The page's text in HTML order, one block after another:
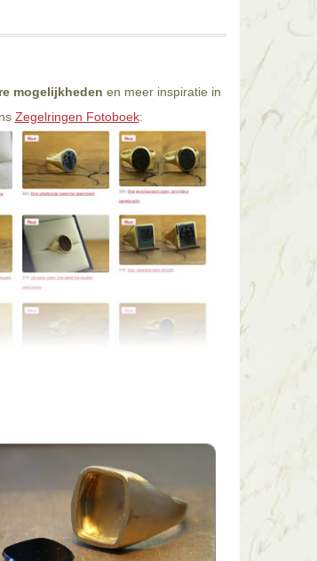
mogelijkheden en meer inspiratie in
Zegelringen Fotoboek: